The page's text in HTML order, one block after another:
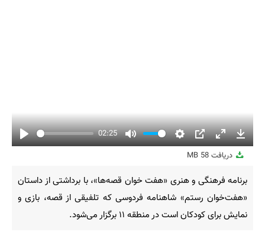
Play
02:25
Mute
Settings
PIP
Enter
fullscreen
دریافت 58 MB
برنامه فرهنگی و هنری «هفت خوان قصه‌ها»، با برداشتی از داستان
«هفت‌خوان رستم» شاهنامه فردوسی که تلفیقی از قصه، بازی و
نمایش برای کودکان است در منطقه ۱۱ برگزار می‌شود.